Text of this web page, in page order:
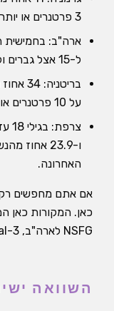
3 פרטנרים או יותר בשנה האחרונה.
ארה"ב: בחמישית
ל-15 אצל גברים ול-8 אצל נשים.
על 10 פרטנרים או יותר לאורך החיים.
ו-23.9
האחרונה.
אם אתם מחפשים רק
NSFG לארה"ב, Natsal-3 לבריטניה ו-CSF 2023 לצרפת.
השוואה